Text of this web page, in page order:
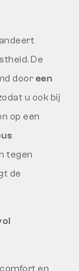
De
door een
u ook bij
op een
tegen
de
en